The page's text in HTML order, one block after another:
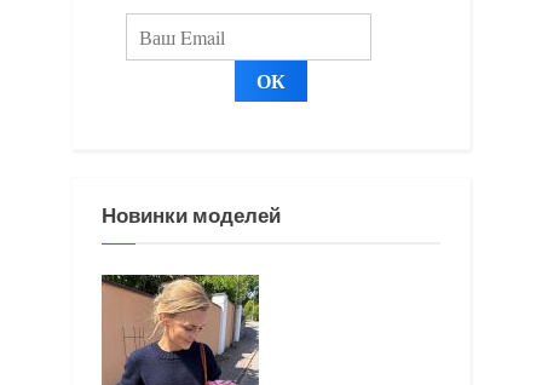
и
Новинки моделей